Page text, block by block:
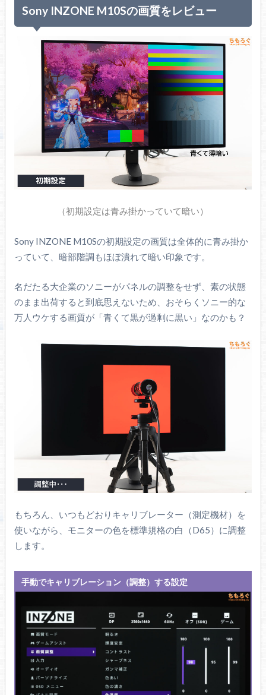
保証 3年保証
※OLEDパネルの焼き付きを含む
Sony INZONE M10Sの画質をレビュー
（初期設定は青み掛かっていて暗い）
Sony INZONE M10Sの初期設定の画質は全体的に青み掛か
っていて、暗部階調もほぼ潰れて暗い印象です。
名だたる大企業のソニーがパネルの調整をせず、素の状態
のまま出荷すると到底思えないため、おそらくソニー的な
万人ウケする画質が「青くて黒が過剰に黒い」なのかも？
もちろん、いつもどおりキャリブレーター（測定機材）を
使いながら、モニターの色を標準規格の白（D65）に調整
します。
手動でキャリブレーション（調整）する設定